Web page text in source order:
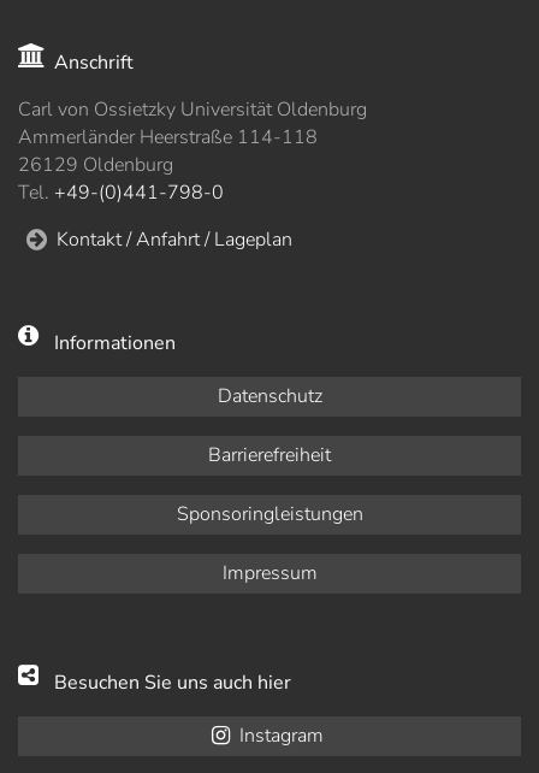
Anschrift
Carl von Ossietzky Universität Oldenburg
Ammerländer Heerstraße 114-118
26129 Oldenburg
Tel. +49-(0)441-798-0
Kontakt / Anfahrt / Lageplan
Informationen
Datenschutz
Barrierefreiheit
Sponsoringleistungen
Impressum
Besuchen Sie uns auch hier
Instagram